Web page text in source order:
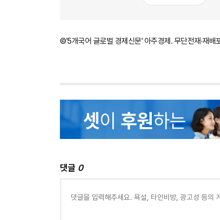
©'5개국어 글로벌 경제신문' 아주경제. 무단전재·재배
댓글 0